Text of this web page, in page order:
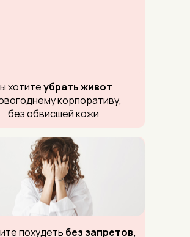
хотитеубрать живот
корпоративу,
без обвисшей кожи
похудеть без запретов,